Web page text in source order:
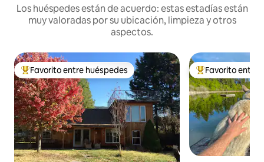
Los huéspedes están de acuerdo: estas estadías están
muy valoradas por su ubicación, limpieza y otros
aspectos.
Favorito entre huéspedes preferido
Favorito entre huéspedes Favorito entre
Favorito entre